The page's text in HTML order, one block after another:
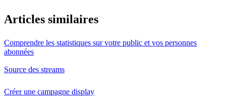
Articles similaires
Comprendre les statistiques sur votre public et vos personnes
abonnées
Source des streams
Créer une campagne display